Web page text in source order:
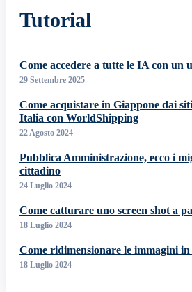
Tutorial
Come accedere a tutte le IA con un
29 Settembre 2025
Come acquistare in Giappone dai
Italia con WorldShipping
22 Agosto 2024
Pubblica Amministrazione, ecco i
cittadino
24 Luglio 2024
Come catturare uno screen shot a
18 Luglio 2024
Come ridimensionare le immagini
18 Luglio 2024